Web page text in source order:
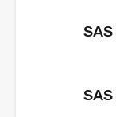
SAS
SAS